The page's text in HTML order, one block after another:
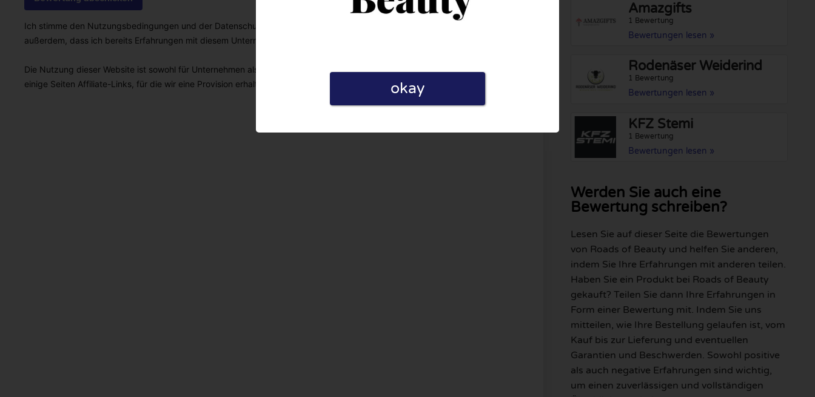
Ich stimme den Nutzungsbedingungen und der Datenschutzrichtlinie zu, indem ich diese Bewertung abgebe. Ich erkläre
außerdem, dass ich bereits Erfahrungen mit diesem Unternehmen gemacht habe.
Die Nutzung dieser Website ist sowohl für Unternehmen als auch für Nutzer völlig kostenlos. Aus diesem Grund enthalten
einige Seiten Affiliate-Links, für die wir eine Provision erhalten können.
Amazgifts
1 Bewertung
Bewertungen lesen »
Rodenäser Weiderind
1 Bewertung
Bewertungen lesen »
KFZ Stemi
1 Bewertung
Bewertungen lesen »
Werden Sie auch eine
Bewertung schreiben?
Lesen Sie auf dieser Seite die Bewertungen
von Roads of Beauty und helfen Sie anderen,
indem Sie Ihre Erfahrungen mit anderen teilen.
Haben Sie ein Produkt bei Roads of Beauty
gekauft? Teilen Sie dann Ihre Erfahrungen in
Form einer Bewertung mit. Indem Sie uns
mitteilen, wie Ihre Bestellung gelaufen ist, vom
Kauf bis zur Lieferung und eventuellen
Garantien und Beschwerden. Sowohl positive
als auch negative Erfahrungen sind wichtig,
um einen zuverlässigen und vollständigen
okay